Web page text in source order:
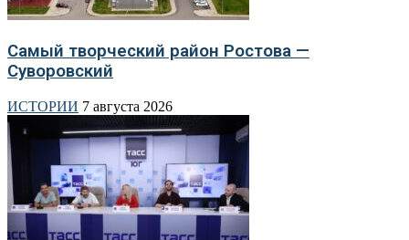
Самый творческий район Ростова —
Суворовский
ИСТОРИИ 7 августа 2026